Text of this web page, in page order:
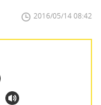
2016/05/14 08:42